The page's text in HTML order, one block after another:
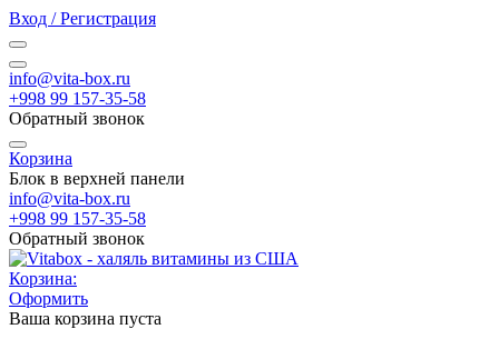
Вход / Регистрация
info@vita-box.ru
+998 99 157-35-58
Обратный звонок
Корзина
Блок в верхней панели
info@vita-box.ru
+998 99 157-35-58
Обратный звонок
Корзина:
Оформить
Ваша корзина пуста